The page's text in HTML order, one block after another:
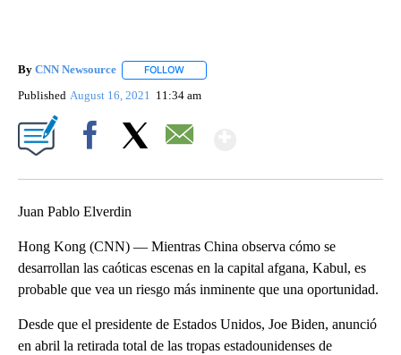
By CNN Newsource FOLLOW
Published August 16, 2021 11:34 am
Juan Pablo Elverdin
Hong Kong (CNN) — Mientras China observa cómo se
desarrollan las caóticas escenas en la capital afgana, Kabul, es
probable que vea un riesgo más inminente que una oportunidad.
Desde que el presidente de Estados Unidos, Joe Biden, anunció
en abril la retirada total de las tropas estadounidenses de